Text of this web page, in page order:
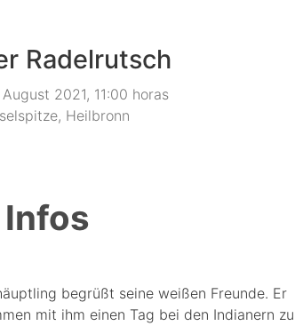
Radelrutsch
2021, 11:00 horas
Heilbronn
Infos
begrüßt seine weißen Freunde. Er
mit ihm einen Tag bei den Indianern zu